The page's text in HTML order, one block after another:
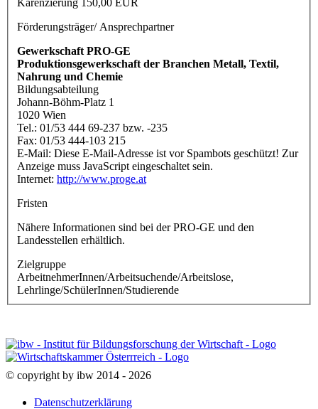
Förderungsträger/ Ansprechpartner
Gewerkschaft PRO-GE
Produktionsgewerkschaft der Branchen Metall, Textil,
Nahrung und Chemie
Bildungsabteilung
Johann-Böhm-Platz 1
1020 Wien
Tel.: 01/53 444 69-237 bzw. -235
Fax: 01/53 444-103 215
E-Mail: Diese E-Mail-Adresse ist vor Spambots geschützt! Zur
Anzeige muss JavaScript eingeschaltet sein.
Internet: http://www.proge.at
Fristen
Nähere Informationen sind bei der PRO-GE und den
Landesstellen erhältlich.
Zielgruppe
ArbeitnehmerInnen/Arbeitsuchende/Arbeitslose,
Lehrlinge/SchülerInnen/Studierende
© copyright by ibw 2014 - 2026
Datenschutzerklärung